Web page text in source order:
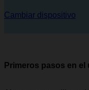
Cambiar dispositivo
Primeros pasos en el